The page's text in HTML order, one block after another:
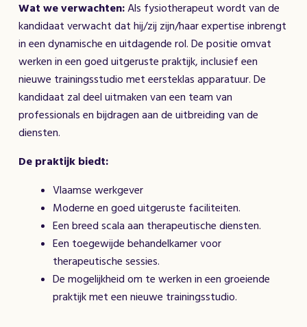
Wat we verwachten:Als fysiotherapeut wordt van de
kandidaat verwacht dat hij/zij zijn/haar expertise inbrengt
in een dynamische en uitdagende rol. De positie omvat
werken in een goed uitgeruste praktijk, inclusief een
nieuwe trainingsstudio met eersteklas apparatuur. De
kandidaat zal deel uitmaken van een team van
professionals en bijdragen aan de uitbreiding van de
diensten.
De praktijk biedt:
Vlaamse werkgever
Moderne en goed uitgeruste faciliteiten.
Een breed scala aan therapeutische diensten.
Een toegewijde behandelkamer voor
therapeutische sessies.
De mogelijkheid om te werken in een groeiende
praktijk met een nieuwe trainingsstudio.